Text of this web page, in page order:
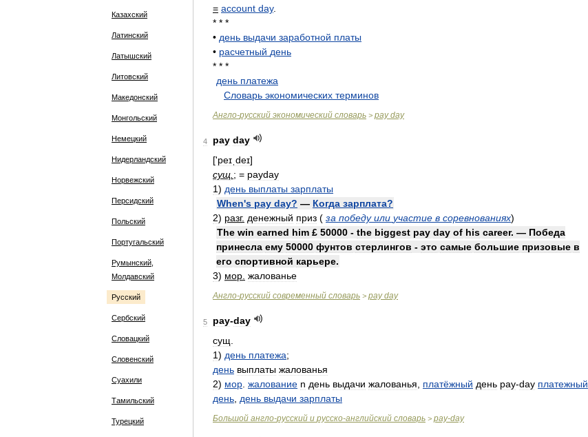
Казахский
Латинский
Латышский
Литовский
Македонский
Монгольский
Немецкий
Нидерландский
Норвежский
Персидский
Польский
Португальский
Румынский,
Молдавский
Русский
Сербский
Словацкий
Словенский
Суахили
Тамильский
Турецкий
= account day.
* * *
• день выдачи заработной платы
• расчетный день
* * *
день платежа
Словарь экономических терминов
Англо-русский экономический словарь > pay day
4 pay day
['peɪˌdeɪ]
сущ ; = payday
1) день выплаты зарплаты
When's pay day? — Когда зарплата?
2) разг. денежный приз ( за победу или участие в соревнованиях)
The win earned him £ 50000 - the biggest pay day of his career. — Победа
принесла ему 50000 фунтов стерлингов - это самые большие призовые в
его спортивной карьере.
3) мор жалованье
Англо-русский современный словарь > pay day
5 pay-day
сущ
1) день платежа;
день выплаты жалованья
2) мор жалование n день выдачи жалованья платёжный день pay-day платежный
день день выдачи зарплаты
Большой англо-русский и русско-английский словарь > pay-day